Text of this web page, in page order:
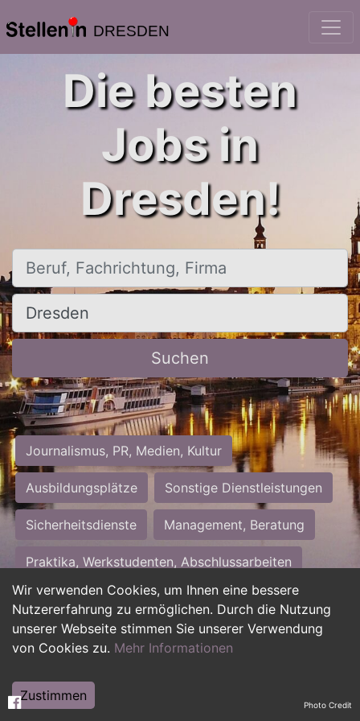
DRESDEN
Wir verwenden Cookies, um Ihnen eine bessere
Nutzererfahrung zu ermöglichen. Durch die Nutzung
unserer Webseite stimmen Sie unserer Verwendung
von Cookies zu. Mehr Informationen
Zustimmen
Die besten
Jobs in
Dresden!
Beruf, Fachrichtung, Firma
Ort, Stadt
Suchen
Journalismus, PR, Medien, Kultur
Ausbildungsplätze Sonstige Dienstleistungen
Sicherheitsdienste Management, Beratung
Praktika, Werkstudenten, Abschlussarbeiten
Personalwesen Assistenz, Sekretariat
Hilfskräfte, Aushilfs- und Nebenjobs
Weiterbildung, Studium, duale Ausbildung Photo Credit